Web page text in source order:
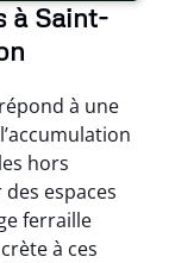
à Saint-
à une
hors
espaces
ferraille
à ces